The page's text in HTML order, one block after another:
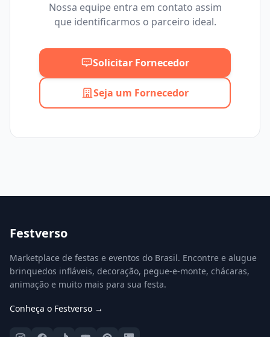
Nossa equipe entra em contato assim
que identificarmos o parceiro ideal.
Solicitar Fornecedor
Seja um Fornecedor
Festverso
Marketplace de festas e eventos do Brasil. Encontre e alugue
brinquedos infláveis, decoração, pegue-e-monte, chácaras,
animação e muito mais para sua festa.
Conheça o Festverso →